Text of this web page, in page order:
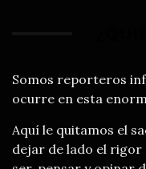
Somos reporteros
ocurre en esta
Aquí le quitamos el
dejar de lado el